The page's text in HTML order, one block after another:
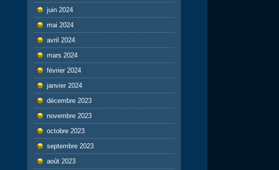
juin 2024
mai 2024
avril 2024
mars 2024
février 2024
janvier 2024
décembre 2023
novembre 2023
octobre 2023
septembre 2023
août 2023